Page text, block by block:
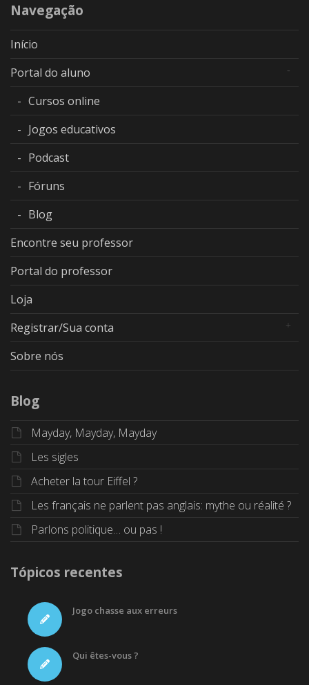
Navegação
Início
Portal do aluno
Cursos online
Jogos educativos
Podcast
Fóruns
Blog
Encontre seu professor
Portal do professor
Loja
Registrar/Sua conta
Sobre nós
Blog
Mayday, Mayday, Mayday
Les sigles
Acheter la tour Eiffel ?
Les français ne parlent pas anglais: mythe ou réalité ?
Parlons politique… ou pas !
Tópicos recentes
Jogo chasse aux erreurs
Qui êtes-vous ?